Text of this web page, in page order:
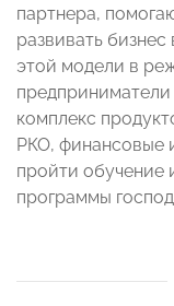
партнера,
развивать бизнес
этой модели в
предприниматели
комплекс
РКО, финансовые
пройти обучение
программы